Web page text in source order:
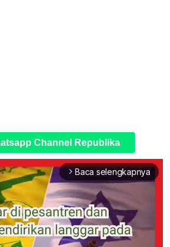
Channel Republika
arrow_forward_ios Baca selengkapnya